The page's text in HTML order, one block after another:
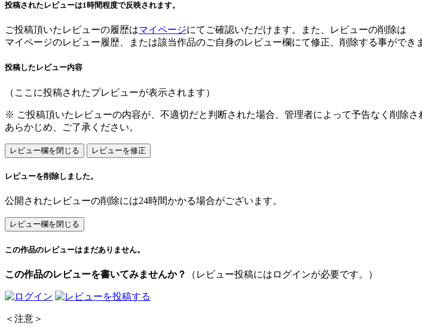
投稿されたレビューは1時間程度で反映されます。
ご投稿頂いたレビューの履歴はマイページにてご確認いただけます。また、レビューの削除は
マイページのレビュー履歴、または該当作品のご自身のレビュー欄にて修正、削除する事ができ
投稿したレビュー内容
（ここに投稿されたプレビューが表示されます）
※ ご投稿頂いたレビューの内容が、不適切だと判断された場合、管理者によって予告なく削除さ
あらかじめ、ご了承ください。
レビューを削除しました。
公開されたレビューの削除には24時間かかる場合がございます。
この作品のレビューはまだありません。
この作品のレビューを書いてみませんか？ （レビュー投稿にはログインが必要です。）
＜注意＞